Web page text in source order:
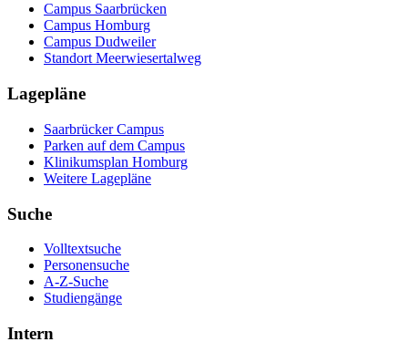
Campus Saarbrücken
Campus Homburg
Campus Dudweiler
Standort Meerwiesertalweg
Lagepläne
Saarbrücker Campus
Parken auf dem Campus
Klinikumsplan Homburg
Weitere Lagepläne
Suche
Volltextsuche
Personensuche
A-Z-Suche
Studiengänge
Intern